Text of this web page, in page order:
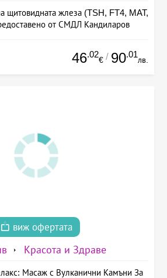
щитовидната жлеза (TSH, FT4, MAT,
от СМДЛ Кандиларов
46.02
€ / 90.01
лв.
виж офертата
Красота и Здраве
Масаж с Вулканични Камъни За